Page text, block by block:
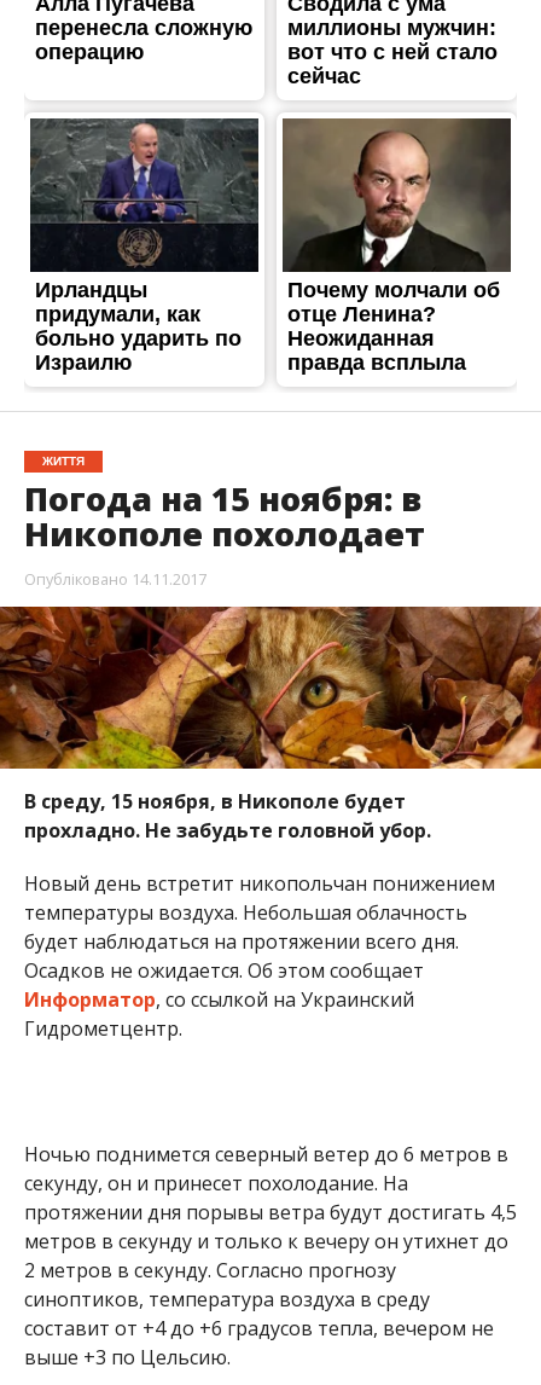
ЖИТТЯ
Погода на 15 ноября: в
Никополе похолодает
Опубліковано 14.11.2017
В среду, 15 ноября, в Никополе будет
прохладно. Не забудьте головной убор.
Новый день встретит никопольчан понижением
температуры воздуха. Небольшая облачность
Осадков не ожидается. Об этом сообщает
Информатор , со ссылкой на Украинский
Гидрометцентр.
метров в секунду и только к вечеру он утихнет до
2 метров в секунду. Согласно прогнозу
синоптиков, температура воздуха в среду
составит от +4 до +6 градусов тепла, вечером не
выше +3 по Цельсию.
15 ноября отмечается день памяти святых
Акиндина и Пигасия. В народе говорили: «Акиндин